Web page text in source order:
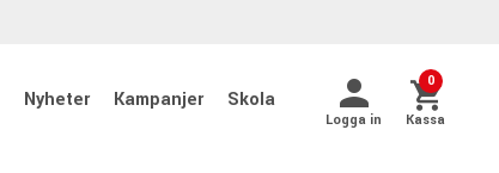
Nyheter Kampanjer Skola
Logga in
0
Kassa